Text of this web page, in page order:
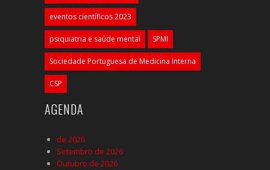
eventos científicos 2023
psiquiatria e saúde mental SPMI
Sociedade Portuguesa de Medicina Interna
CSP
AGENDA
de 2026
Setembro de 2026
Outubro de 2026